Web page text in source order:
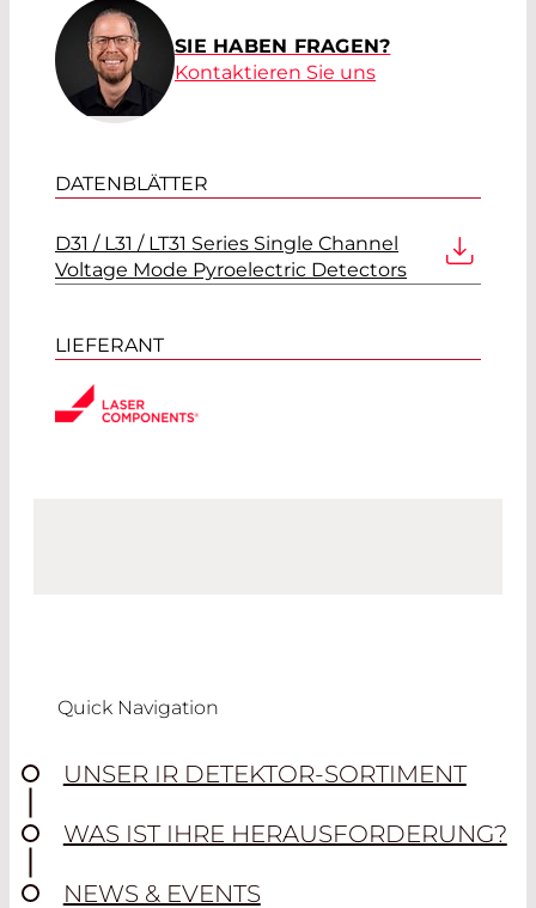
SIE HABEN FRAGEN?
Kontaktieren Sie uns
DATENBLÄTTER
D31 / L31 / LT31 Series Single Channel
Voltage Mode Pyroelectric Detectors
LIEFERANT
Quick Navigation
UNSER IR DETEKTOR-SORTIMENT
WAS IST IHRE HERAUSFORDERUNG?
NEWS & EVENTS